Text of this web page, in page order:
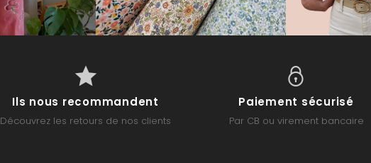
Ils nous recommandent
Découvrez les retours de nos clients
Paiement sécurisé
Par CB ou virement bancaire